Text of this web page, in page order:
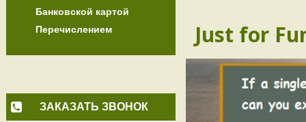
Банковской картой
Перечислением
ЗАКАЗАТЬ ЗВОНОК
Just for